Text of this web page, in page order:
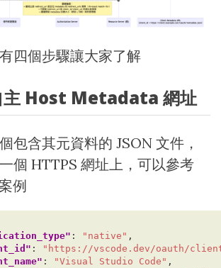
四個步驟讓大家了解
Host Metadata 網址
包含其元資料的 JSON 文件，
個 HTTPS 網址上，可以參考
例
: "native"
:
"https://vscode.dev/oauth/
: "Visual Studio Code"